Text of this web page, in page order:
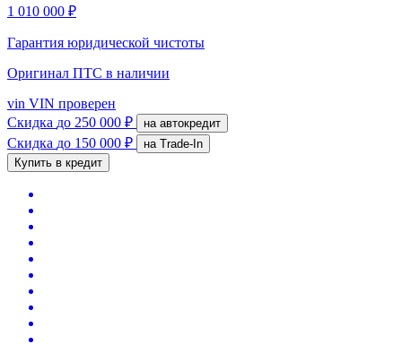
1 010 000 ₽
Гарантия юридической чистоты
Оригинал ПТС в наличии
vin VIN проверен
Скидка до 250 000 ₽ на автокредит
Скидка до 150 000 ₽
на Trade-In
Купить в кредит